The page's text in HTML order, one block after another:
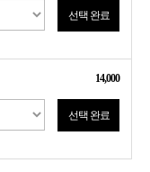
선택 완료
14,000
선택 완료